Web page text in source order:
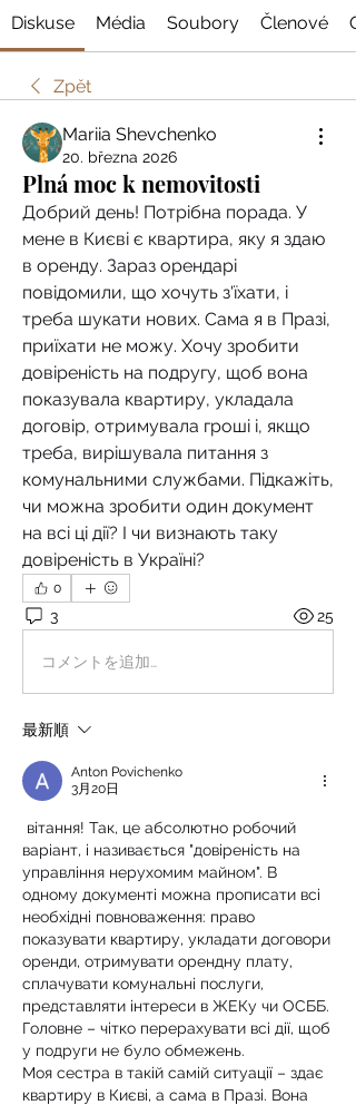
Diskuse Média Soubory Členové
Zpět
Mariia Shevchenko
20. března 2026
Plná moc k nemovitosti
Добрий день! Потрібна порада. У
мене в Києві є квартира, яку я здаю
в оренду. Зараз орендарі
повідомили, що хочуть з'їхати, і
треба шукати нових. Сама я в Празі,
приїхати не можу. Хочу зробити
довіреність на подругу, щоб вона
показувала квартиру, укладала
договір, отримувала гроші і, якщо
треба, вирішувала питання з
комунальними службами. Підкажіть,
чи можна зробити один документ
на всі ці дії? І чи визнають таку
довіреність в Україні?
0
3 25
コメントを追加…
最新順
Anton Povichenko
3月20日
вітання! Так, це абсолютно робочий
варіант, і називається "довіреність на
управління нерухомим майном". В
одному документі можна прописати всі
необхідні повноваження: право
показувати квартиру, укладати договори
оренди, отримувати орендну плату,
сплачувати комунальні послуги,
представляти інтереси в ЖЕКу чи ОСББ.
Головне – чітко перерахувати всі дії, щоб
у подруги не було обмежень.
Моя сестра в такій самій ситуації – здає
квартиру в Києві, а сама в Празі. Вона